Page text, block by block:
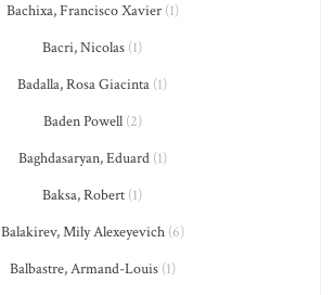
Bachixa, Francisco Xavier(1)
Bacri, Nicolas (1)
Badalla, Rosa Giacinta (1)
Baden Powell(2)
Baghdasaryan, Eduard(1)
Baksa, Robert (1)
Balakirev, Mily Alexeyevich(6)
Balbastre, Armand-Louis(1)